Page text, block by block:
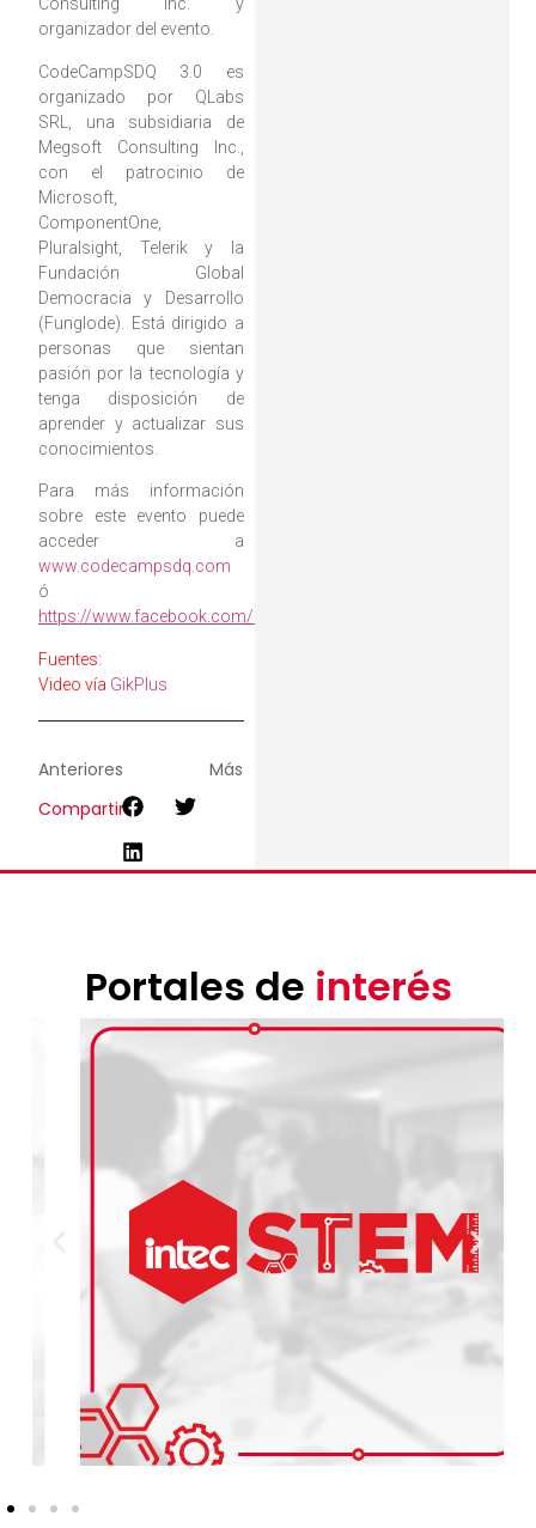
Consulting Inc. y
organizador del evento.
CodeCampSDQ 3.0 es
organizado por QLabs
SRL, una subsidiaria de
Megsoft Consulting Inc.,
con el patrocinio de
Microsoft,
ComponentOne,
Pluralsight, Telerik y la
Fundación Global
Democracia y Desarrollo
(Funglode). Está dirigido a
personas que sientan
pasión por la tecnología y
tenga disposición de
aprender y actualizar sus
conocimientos.
Para más información
sobre este evento puede
acceder a
www.codecampsdq.com
ó
https://www.facebook.com/CodeCampSDQ
Fuentes:
Video vía GikPlus
Anteriores
Más
Compartir
Portales de interés